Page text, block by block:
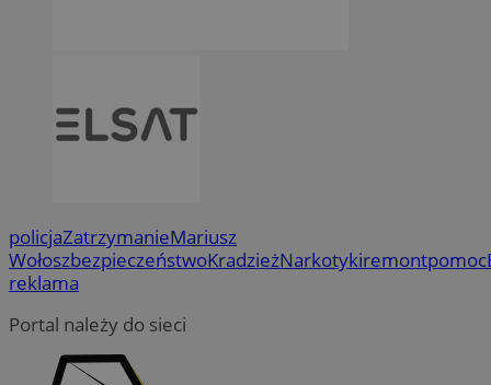
policjaZatrzymanieMariusz
WołoszbezpieczeństwoKradzieżNarkotykiremontpomoc
reklama
Portal należy do sieci